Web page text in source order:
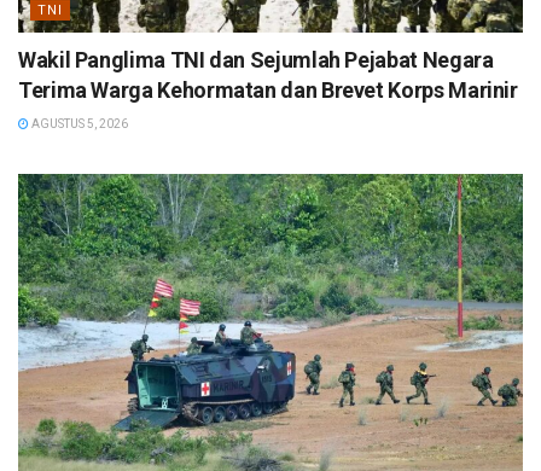
TNI
Wakil Panglima TNI dan Sejumlah Pejabat Negara
Terima Warga Kehormatan dan Brevet Korps Marinir
AGUSTUS 5, 2026